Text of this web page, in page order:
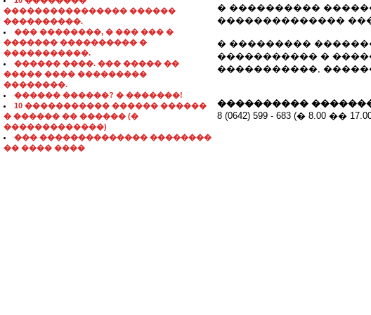
���������������� ������
����������.
��� ��������, � ��� ��� �
������� ���������� �
�����������.
������ ����. ��� ����� ��
����� ���� ���������
��������.
������ ������? � �������!
10 ����������� ������ ������
� ������ �� ������ (�
�������������)
��� �������������� ��������
�� ���� ����
� ����������
��������������
� ���������
����������� �
�����������,
����������
8 (0642) 599 - 683 (� 8.00 ��